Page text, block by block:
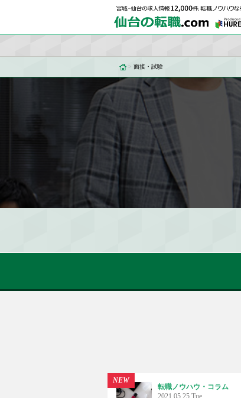
> 面接・試験
NEW
転職ノウハウ・コラム
2021.05.25 Tue